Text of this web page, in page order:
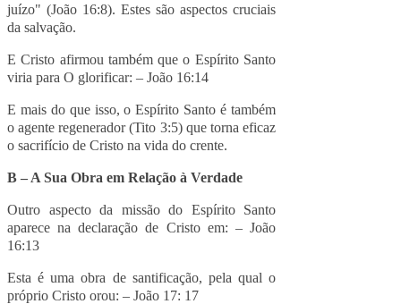
juízo" (João 16:8). Estes são aspectos cruciais
da salvação.
E Cristo afirmou também que o Espírito Santo
viria para O glorificar: – João 16:14
E mais do que isso, o Espírito Santo é também
o agente regenerador (Tito 3:5) que torna eficaz
o sacrifício de Cristo na vida do crente.
B – A Sua Obra em Relação à Verdade
Outro aspecto da missão do Espírito Santo
aparece na declaração de Cristo em: – João
16:13
Esta é uma obra de santificação, pela qual o
próprio Cristo orou: – João 17: 17